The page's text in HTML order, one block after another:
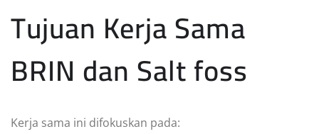
Tujuan Kerja Sama
BRIN dan Salt foss
Kerja sama ini difokuskan pada: